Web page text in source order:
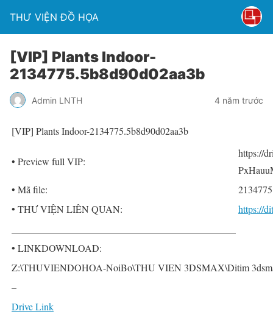
THƯ VIỆN ĐỒ HỌA
[VIP] Plants Indoor-
2134775.5b8d90d02aa3b
Admin LNTH 4 năm trước
[VIP] Plants Indoor-2134775.5b8d90d02aa3b
• Preview full VIP:
https://
• Mã file:
• THƯ VIỆN LIÊN QUAN:
https://
• LINKDOWNLOAD:
Z:\THUVIENDOHOA-NoiBo\THU VIEN 3DSMAX\Ditim
–
Drive Link